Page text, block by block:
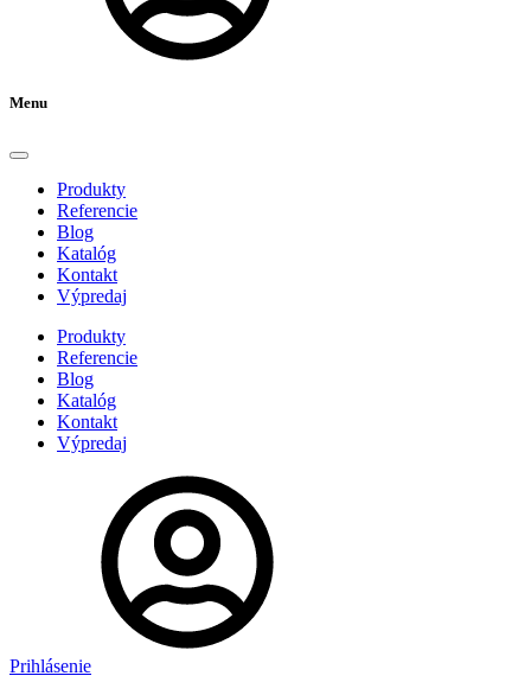
Menu
Produkty
Referencie
Blog
Katalóg
Kontakt
Výpredaj
Produkty
Referencie
Blog
Katalóg
Kontakt
Výpredaj
Prihlásenie